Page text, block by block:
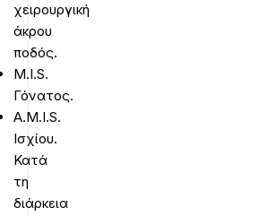
χειρουργική
άκρου
ποδός.
M.I.S.
Γόνατος.
A.M.I.S.
Ισχίου.
Κατά
τη
διάρκεια